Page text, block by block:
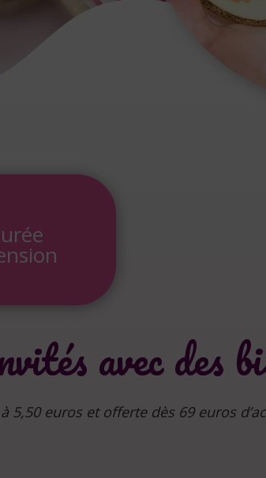
avec des
5,50 euros et offerte dès 69 euros